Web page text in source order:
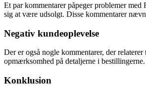
Et par kommentarer påpeger problemer
sig at være udsolgt. Disse kommentarer
Negativ kundeoplevelse
Der er også nogle kommentarer, der
opmærksomhed på detaljerne i
Konklusion